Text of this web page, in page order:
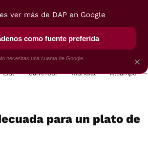
SELECCIÓN VEGUI
Lidl Carrefour Mundial Alcampo
para un plato de
×
ver más de DAP en Google
como fuente preferida
necesitas una cuenta de Google